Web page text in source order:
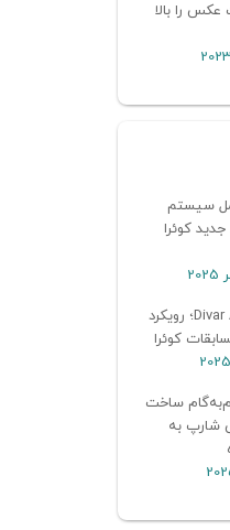
را بالا
سیستم
کوئرا
مسابقه Divar AI؛ رویکرد
کوئرا
ساخت
شارپ به